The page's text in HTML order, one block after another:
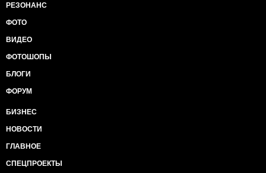
РЕЗОНАНС
ФОТО
ВИДЕО
ФОТОШОПЫ
БЛОГИ
ФОРУМ
БИЗНЕС
НОВОСТИ
ГЛАВНОЕ
СПЕЦПРОЕКТЫ